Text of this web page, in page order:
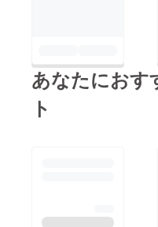
あなたにおす
ト